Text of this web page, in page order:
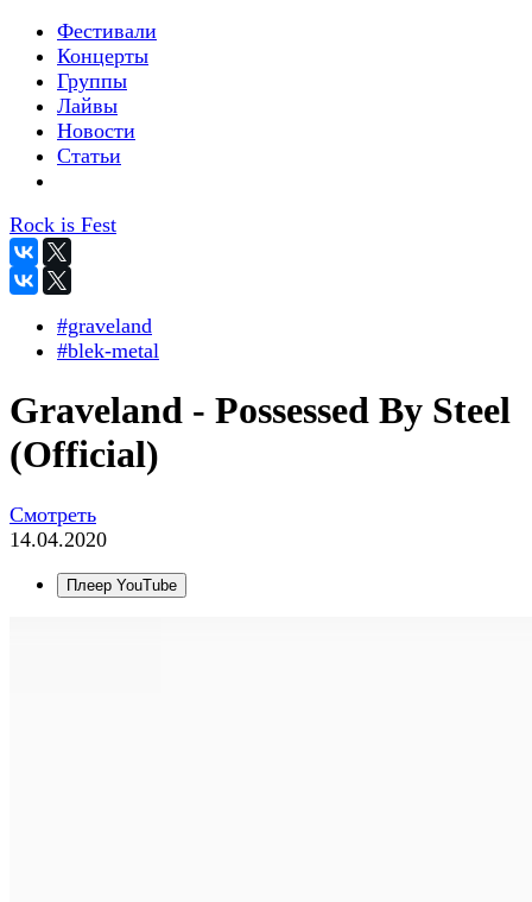
Фестивали
Концерты
Группы
Лайвы
Новости
Статьи
Rock is Fest
#graveland
#blek-metal
Graveland - Possessed By Steel
(Official)
Смотреть
14.04.2020
Плеер YouTube